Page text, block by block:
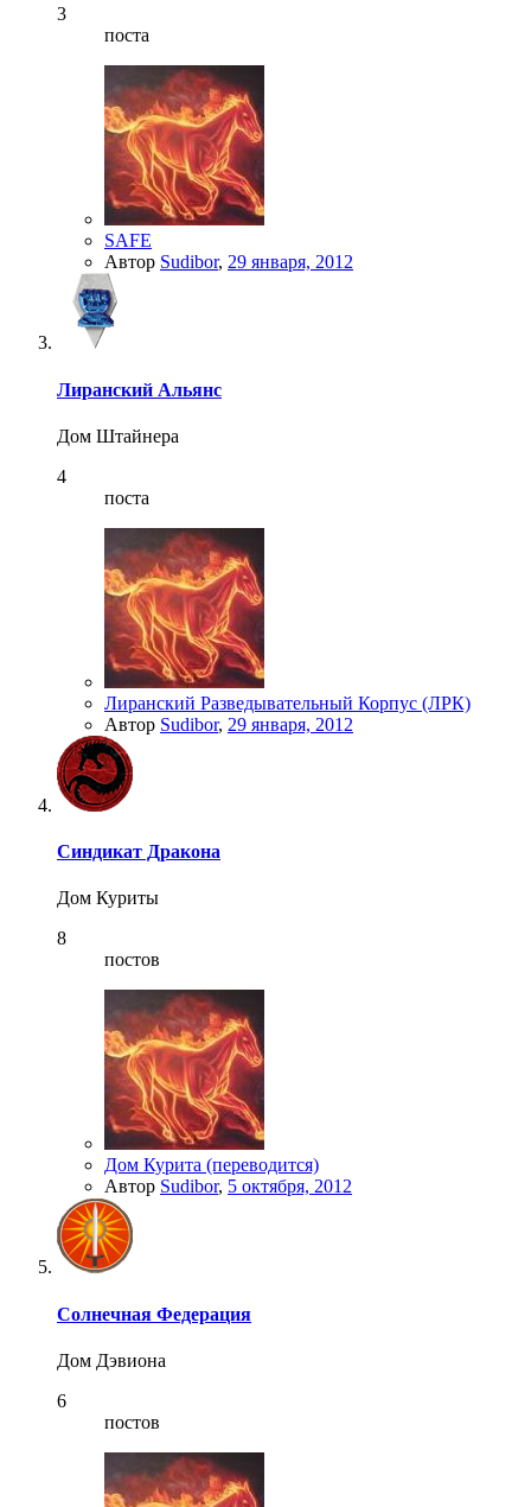
3
поста
SAFE
Автор Sudibor, 29 января, 2012
Лиранский Альянс
Дом Штайнера
4
поста
Лиранский Разведывательный Корпус (ЛРК)
Автор Sudibor, 29 января, 2012
Синдикат Дракона
Дом Куриты
8
постов
Дом Курита (переводится)
Автор Sudibor, 5 октября, 2012
Солнечная Федерация
Дом Дэвиона
6
постов